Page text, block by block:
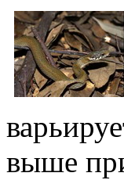
выше